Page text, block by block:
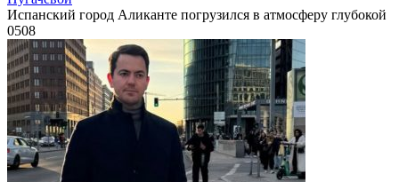
Испанский город Аликанте погрузился в атмосферу глубокой
0508